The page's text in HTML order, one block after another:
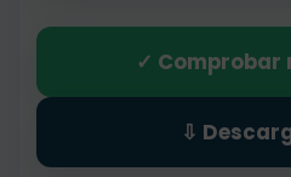
✓ Comprobar
⇩